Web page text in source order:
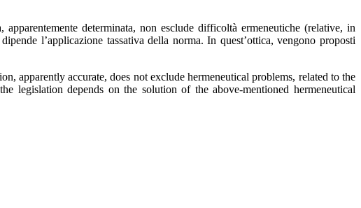
determinata, non esclude difficoltà ermeneutiche (relative, in
l’applicazione tassativa della norma. In quest’ottica, vengono proposti
apparently accurate, does not exclude hermeneutical problems, related to the
legislation depends on the solution of the above-mentioned hermeneutical